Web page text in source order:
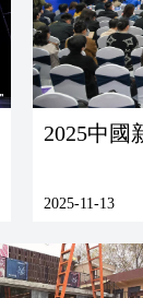
2025中國
2025-11-13